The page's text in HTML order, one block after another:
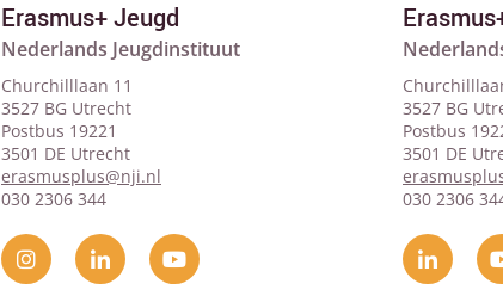
Erasmus+ Jeugd
Nederlands Jeugdinstituut
Churchilllaan 11
3527 BG Utrecht
Postbus 19221
3501 DE Utrecht
erasmusplus@nji.nl
030 2306 344
3527 BG
Postbus
3501 DE
030 2306